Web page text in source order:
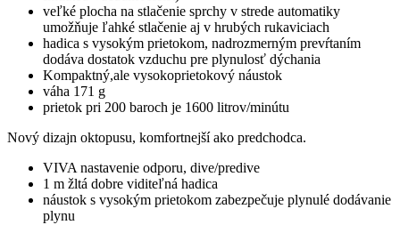
veľké plocha na stlačenie sprchy v strede automatiky
umožňuje ľahké stlačenie aj v hrubých rukaviciach
hadica s vysokým prietokom, nadrozmerným prevŕtaním
dodáva dostatok vzduchu pre plynulosť dýchania
Kompaktný,ale vysokoprietokový náustok
váha 171 g
prietok pri 200 baroch je 1600 litrov/minútu
Nový dizajn oktopusu, komfortnejší ako predchodca.
VIVA nastavenie odporu, dive/predive
1 m žltá dobre viditeľná hadica
náustok s vysokým prietokom zabezpečuje plynulé dodávanie
plynu